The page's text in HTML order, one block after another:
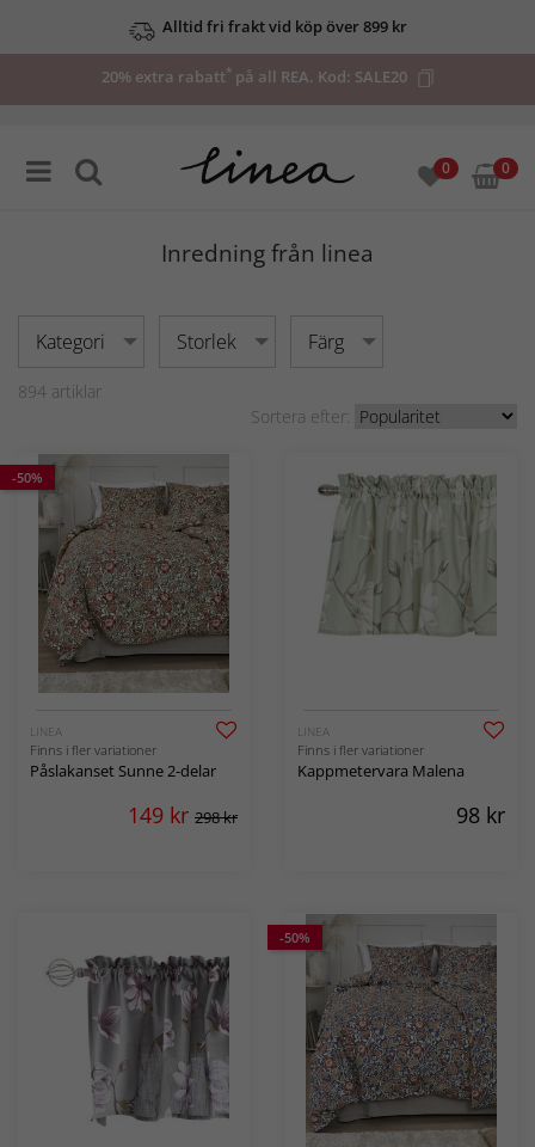
Upp till 50% på utvalda deals
20% extra rabatt*på all REA. Kod: SALE20
0 0
Inredning från linea
Kategori Storlek Färg
894 artiklar
Sortera efter:
-50%
LINEA
Finns i fler variationer
Påslakanset Sunne 2-delar
149 kr 298 kr
LINEA
Finns i fler variationer
Kappmetervara Malena
98 kr
-50%